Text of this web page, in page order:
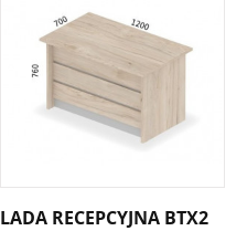
LADA RECEPCYJNA BTX2